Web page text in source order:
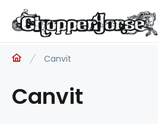
Canvit
Canvit